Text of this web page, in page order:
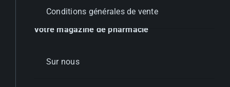
Conditions générales de vente
Votre magazine de pharmacie
Sur nous